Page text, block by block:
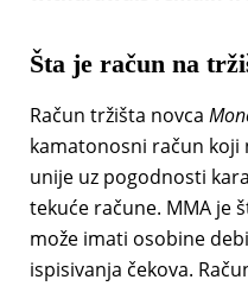
Šta je račun na
Račun tržišta novca
kamatonosni račun koji
unije uz pogodnosti
tekuće račune. MMA je
može imati osobine
ispisivanja čekova.